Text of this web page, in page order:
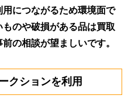
につながるため環境面で
のや破損がある品は買取
の相談が望ましいです。
クションを利用